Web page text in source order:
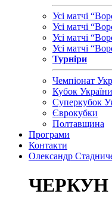
Усі матчі
Усі матчі
Усі матчі
Усі матчі
Турніри
Чемпіонат
Кубок України
Суперкубок
Єврокубки
Полтавщина
Програми
Контакти
Олександр
ЧЕРКУН